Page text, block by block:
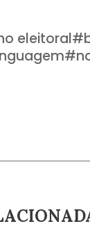
eleitoral#
#